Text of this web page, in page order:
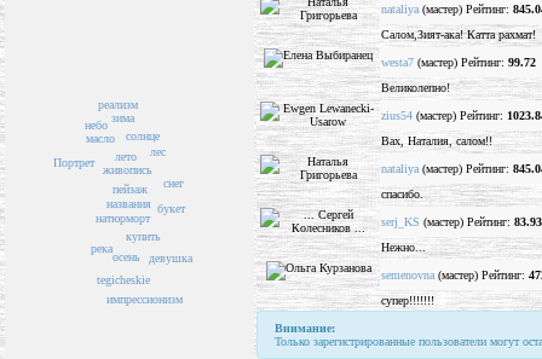
пейзаж
названия
живопись
лето
натюрморт
купить
солнце
лес
зима
осень
букет
масло
река
снег
tegicheskie
реализм
небо
импрессионизм
Портрет
девушка
nataliya (мастер) Рейтинг:
Салом,Зият-ака! Катта рахмат!
westa7 (мастер) Рейтинг: 99.72
Великолепно!
zius54 (мастер) Рейтинг:
Вах, Наталия, салом!!
nataliya (мастер) Рейтинг:
спасибо.
serj_KS (мастер) Рейтинг: 83.93
Нежно...
semenovna (мастер) Рейтинг:
супер!!!!!!!
Внимание:
Только зарегистрированные пользователи могут